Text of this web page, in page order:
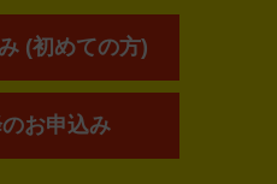
(初めての方)
お申込み